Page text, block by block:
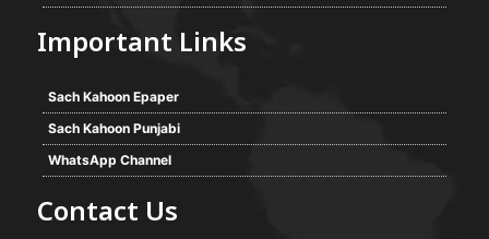
Important Links
Sach Kahoon Epaper
Sach Kahoon Punjabi
WhatsApp Channel
Contact Us